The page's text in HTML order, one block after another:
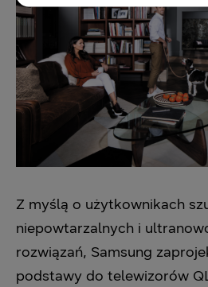
Z myślą o użytkownikach
niepowtarzalnych i
rozwiązań, Samsung
podstawy do telewizorów